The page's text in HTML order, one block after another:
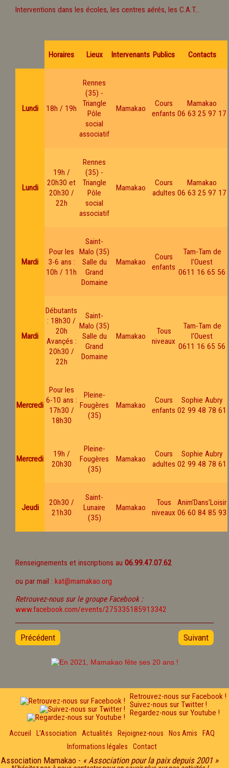
Interventions dans les écoles, les centres aérés, les C.A.T...
Horaires Lieux Intervenants Publics Contacts
Lundi 18h / 19h
Rennes
(35) -
Triangle
Pôle
social
associatif
Mamakao
Cours
enfants
Mamakao
06 63 25 97 17
Lundi
19h /
20h30 et
20h30 /
22h
Rennes
(35) -
Triangle
Pôle
social
associatif
Mamakao
Cours
adultes
Mamakao
06 63 25 97 17
Mardi
Pour les
3-6 ans :
10h / 11h
Saint-
Malo (35)
Salle du
Grand
Domaine
Mamakao
Cours
enfants
Tam-Tam de
l'Ouest
0611 16 65 56
Mardi
Débutants
: 18h30 /
20h
Avançés :
20h30 /
22h
Saint-
Malo (35)
Salle du
Grand
Domaine
Mamakao
Tous
niveaux
Tam-Tam de
l'Ouest
0611 16 65 56
Mercredi
Pour les
6-10 ans :
17h30 /
18h30
Pleine-
Fougères
(35)
Mamakao
Cours
enfants
Sophie Aubry
02 99 48 78 61
Mercredi
19h /
20h30
Pleine-
Fougères
(35)
Mamakao
Cours
adultes
Sophie Aubry
02 99 48 78 61
Jeudi
20h30 /
21h30
Saint-
Lunaire
(35)
Mamakao
Tous
niveaux
Anim'Dans'Loisir
06 60 84 85 93
Renseignements et inscriptions au 06.99.47.07.62
ou par mail : kat@mamakao.org
Retrouvez-nous sur le groupe Facebook :
www.facebook.com/events/275335185913342
Précédent Suivant
Retrouvez-nous sur Facebook !
Suivez-nous sur Twitter !
Regardez-nous sur Youtube !
Accueil L'Association Actualités Rejoignez-nous Nos Amis
FAQ
Informations légales
Contact
Association Mamakao - « Association pour la paix depuis 2001 »